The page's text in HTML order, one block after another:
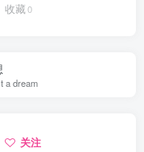
收藏0
a dream
关注